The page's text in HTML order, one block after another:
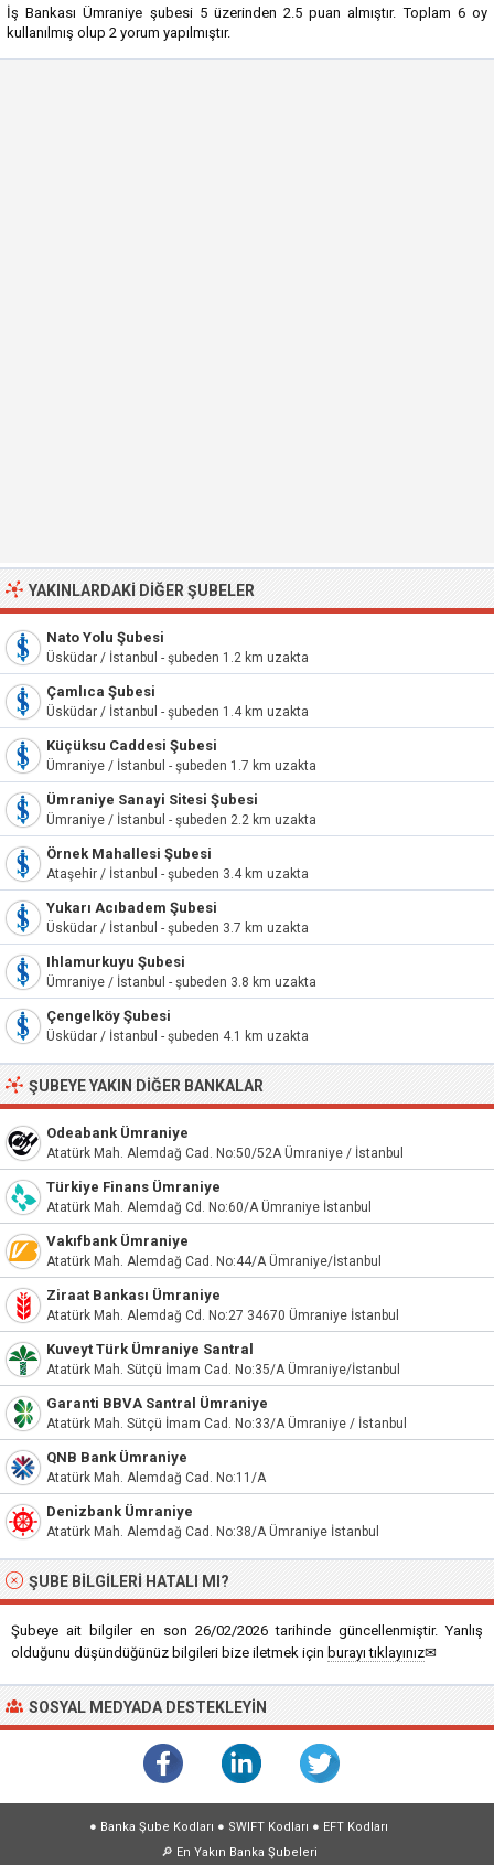
İş Bankası Ümraniye şubesi 5üzerinden2.5 puan almıştır. Toplam 6oy
kullanılmış olup 2 yorum yapılmıştır.
YAKINLARDAKI DIĞER ŞUBELER
Nato Yolu Şubesi
Üsküdar / İstanbul - şubeden 1.2 km uzakta
Çamlıca Şubesi
Üsküdar / İstanbul - şubeden 1.4 km uzakta
Küçüksu Caddesi Şubesi
Ümraniye / İstanbul - şubeden 1.7 km uzakta
Ümraniye Sanayi Sitesi Şubesi
Ümraniye / İstanbul - şubeden 2.2 km uzakta
Örnek Mahallesi Şubesi
Ataşehir / İstanbul - şubeden 3.4 km uzakta
Yukarı Acıbadem Şubesi
Üsküdar / İstanbul - şubeden 3.7 km uzakta
Ihlamurkuyu Şubesi
Ümraniye / İstanbul - şubeden 3.8 km uzakta
Çengelköy Şubesi
Üsküdar / İstanbul - şubeden 4.1 km uzakta
ŞUBEYE YAKIN DIĞER BANKALAR
Odeabank Ümraniye
Atatürk Mah. Alemdağ Cad. No:50/52A Ümraniye / İstanbul
Türkiye Finans Ümraniye
Atatürk Mah. Alemdağ Cd. No:60/A Ümraniye İstanbul
Vakıfbank Ümraniye
Atatürk Mah. Alemdağ Cad. No:44/A Ümraniye/İstanbul
Ziraat Bankası Ümraniye
Atatürk Mah. Alemdağ Cd. No:27 34670 Ümraniye İstanbul
Kuveyt Türk Ümraniye Santral
Atatürk Mah. Sütçü İmam Cad. No:35/A Ümraniye/İstanbul
Garanti BBVA Santral Ümraniye
Atatürk Mah. Sütçü İmam Cad. No:33/A Ümraniye / İstanbul
QNB Bank Ümraniye
Atatürk Mah. Alemdağ Cad. No:11/A
Denizbank Ümraniye
Atatürk Mah. Alemdağ Cad. No:38/A Ümraniye İstanbul
ŞUBE BILGILERI HATALI MI?
Şubeye ait bilgiler en son 26/02/2026 tarihinde güncellenmiştir. Yanlış
olduğunu düşündüğünüz bilgileri bize iletmek için burayı tıklayınız✉
SOSYAL MEDYADA DESTEKLEYIN
● Banka Şube Kodları ● SWIFT Kodları ● EFT Kodları
🔎 En Yakın Banka Şubeleri